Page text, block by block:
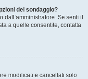
del sondaggio?
dall’amministratore. Se senti il
a quelle consentite, contatta
modificati e cancellati solo